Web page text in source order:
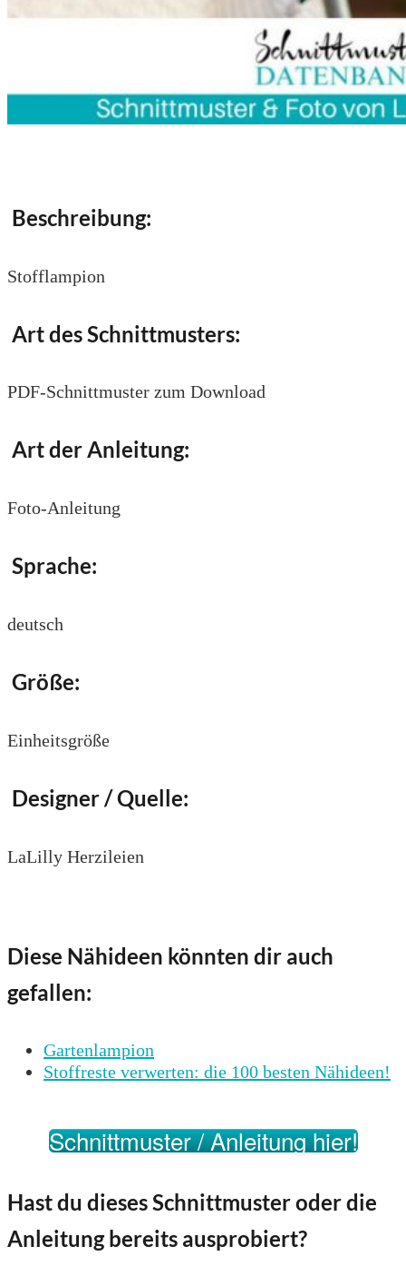
Beschreibung:
Stofflampion
Art des Schnittmusters:
PDF-Schnittmuster zum Download
Art der Anleitung:
Foto-Anleitung
Sprache:
deutsch
Größe:
Einheitsgröße
Designer / Quelle:
LaLilly Herzileien
Diese Nähideen könnten dir auch
gefallen:
Gartenlampion
Stoffreste verwerten: die 100 besten Nähideen!
Schnittmuster / Anleitung hier!
Hast du dieses Schnittmuster oder die
Anleitung bereits ausprobiert?